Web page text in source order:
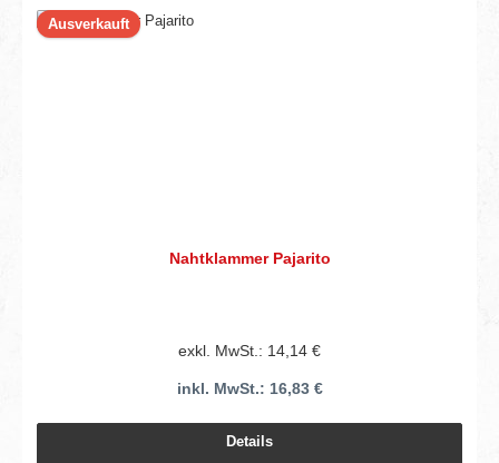
Ausverkauft
Nahtklammer Pajarito
exkl. MwSt.: 14,14 €
inkl. MwSt.: 16,83 €
Details